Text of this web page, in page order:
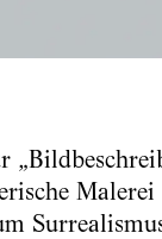
Malerei